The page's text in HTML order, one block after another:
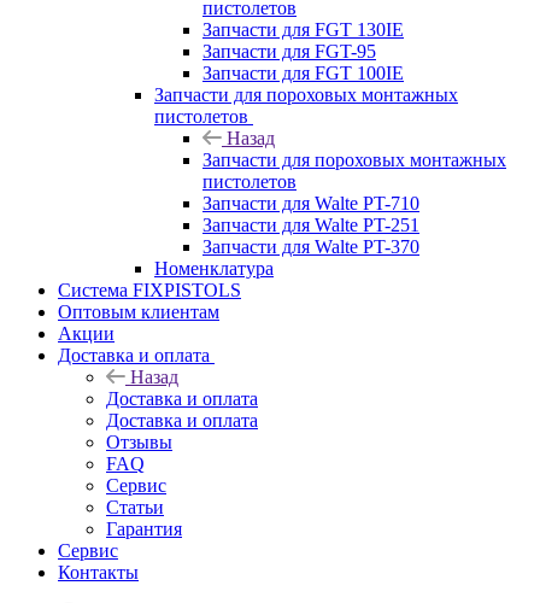
пистолетов
Запчасти для FGT 130IE
Запчасти для FGT-95
Запчасти для FGT 100IE
Запчасти для пороховых монтажных
пистолетов
Назад
Запчасти для пороховых монтажных
пистолетов
Запчасти для Walte PT-710
Запчасти для Walte PT-251
Запчасти для Walte PT-370
Номенклатура
Система FIXPISTOLS
Оптовым клиентам
Акции
Доставка и оплата
Назад
Доставка и оплата
Доставка и оплата
Отзывы
FAQ
Сервис
Статьи
Гарантия
Сервис
Контакты